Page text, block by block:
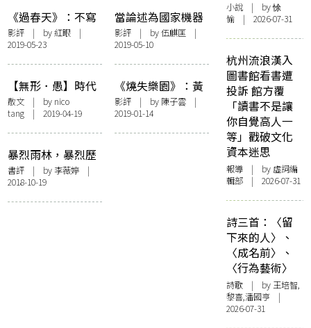
《過春天》：不寫
實的寫實，不香港
的新香港
影評 | by紅眼 |
2019-05-23
當論述為國家機器
服務時——南韓紀
錄片《金君是誰》
影評| by 伍麒匡 |
2019-05-10
【無形．愚】時代
失格 愚樂無窮
散文 | by nico
tang | 2019-04-19
《燒失樂園》：黃
昏時刻
影評| by 陳子雲|
2019-01-14
暴烈雨林，暴烈歷
史︰張貴興《野豬
渡河》
書評 | by 李薇婷 |
2018-10-19
小說 | by 悇
愉 | 2026-07-31
杭州流浪漢入
圖書館看書遭
投訴 館方覆
「讀書不是讓
你自覺高人一
等」戳破文化
資本迷思
報導 | by 虛詞編
輯部 | 2026-07-31
詩三首：〈留
下來的人〉、
〈成名前〉、
〈行為藝術〉
詩歌 | by 王培智,
黎喜,潘國亨 |
2026-07-31